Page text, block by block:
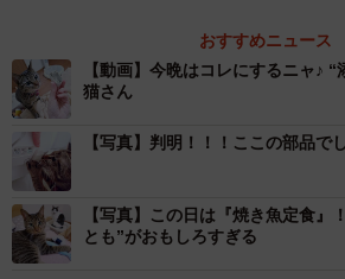
おすすめニュース
【動画】今晩はコレにするニャ♪
猫さん
【写真】判明！！！ここの部品で
【写真】この日は『焼き魚定食』
とも”がおもしろすぎる